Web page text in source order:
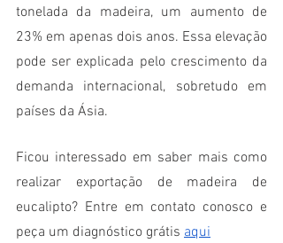
tonelada da madeira, um aumento de
23% em apenas dois anos. Essa elevação
pode ser explicada pelo crescimento da
demanda internacional, sobretudo em
países da Ásia.
Ficou interessado em saber mais como
realizar exportação de madeira de
eucalipto? Entre em contato conosco e
peça um diagnóstico grátis aqui